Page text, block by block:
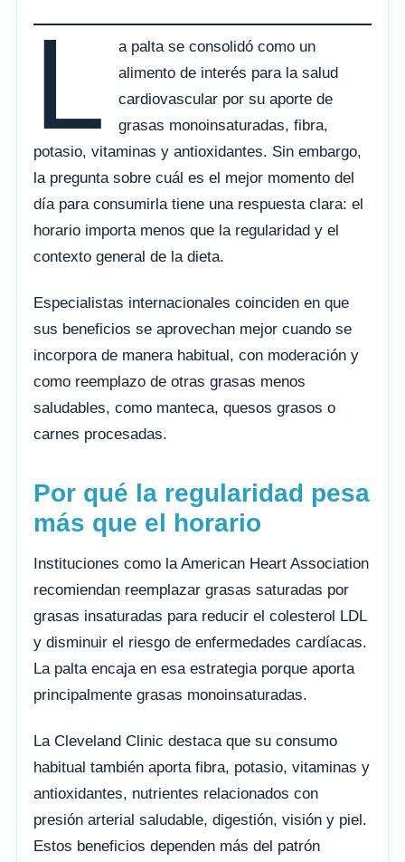
L
a palta se consolidó como un
alimento de interés para la salud
cardiovascular por su aporte de
grasas monoinsaturadas, fibra,
potasio, vitaminas y antioxidantes. Sin embargo,
la pregunta sobre cuál es el mejor momento del
día para consumirla tiene una respuesta clara: el
horario importa menos que la regularidad y el
contexto general de la dieta.
Especialistas internacionales coinciden en que
sus beneficios se aprovechan mejor cuando se
incorpora de manera habitual, con moderación y
como reemplazo de otras grasas menos
saludables, como manteca, quesos grasos o
carnes procesadas.
Por qué la regularidad pesa
más que el horario
Instituciones como la American Heart Association
recomiendan reemplazar grasas saturadas por
grasas insaturadas para reducir el colesterol LDL
y disminuir el riesgo de enfermedades cardíacas.
La palta encaja en esa estrategia porque aporta
principalmente grasas monoinsaturadas.
La Cleveland Clinic destaca que su consumo
habitual también aporta fibra, potasio, vitaminas y
antioxidantes, nutrientes relacionados con
presión arterial saludable, digestión, visión y piel.
Estos beneficios dependen más del patrón